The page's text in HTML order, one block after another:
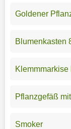
Goldener
Blumenkasten
Pflanzgefäß
Smoker